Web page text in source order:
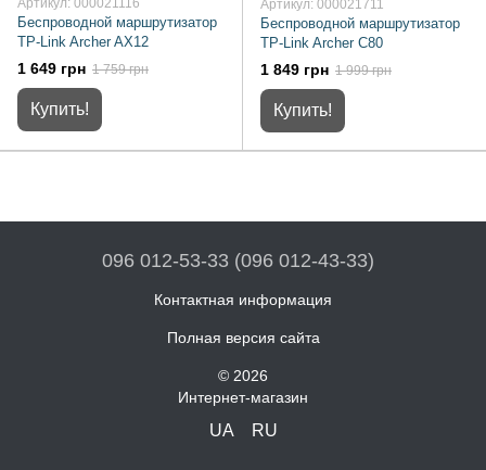
Артикул: 000021116
Беспроводной маршрутизатор
TP-Link Archer AX12
1 649 грн 1 759 грн
Купить!
Артикул: 000021711
Беспроводной маршрутизатор
TP-Link Archer C80
1 849 грн 1 999 грн
Купить!
096 012-53-33 (096 012-43-33)
Контактная информация
Полная версия сайта
© 2026
Интернет-магазин
UA RU